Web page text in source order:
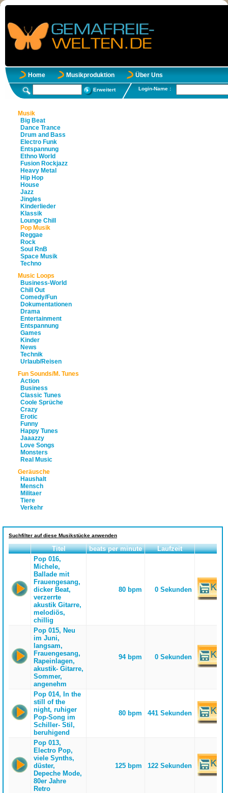
Home Musikproduktion Über Uns
Erweitert Login-Name :
Musik
Big Beat
Dance Trance
Drum and Bass
Electro Funk
Entspannung
Ethno World
Fusion Rockjazz
Heavy Metal
Hip Hop
House
Jazz
Jingles
Kinderlieder
Klassik
Lounge Chill
Pop Musik
Reggae
Rock
Soul RnB
Space Musik
Techno
Music Loops
Business-World
Chill Out
Comedy/Fun
Dokumentationen
Drama
Entertainment
Entspannung
Games
Kinder
News
Technik
Urlaub/Reisen
Fun Sounds/M. Tunes
Action
Business
Classic Tunes
Coole Sprüche
Crazy
Erotic
Funny
Happy Tunes
Jaaazzy
Love Songs
Monsters
Real Music
Geräusche
Haushalt
Mensch
Militaer
Tiere
Verkehr
Suchfilter auf diese Musikstücke anwenden
Titel beats per minute
Laufzeit
Pop 016,
Michele,
Ballade mit
Frauengesang,
dicker Beat,
verzerrte
akustik Gitarre,
melodiös,
chillig
80 bpm 0 Sekunden
Pop 015, Neu
im Juni,
langsam,
Frauengesang,
Rapeinlagen,
akustik- Gitarre,
Sommer,
angenehm
94 bpm 0 Sekunden
Pop 014, In the
still of the
night, ruhiger
Pop-Song im
Schiller- Stil,
beruhigend
80 bpm 441 Sekunden
Pop 013,
Electro Pop,
viele Synths,
düster,
Depeche Mode,
80er Jahre
Retro
125 bpm 122 Sekunden